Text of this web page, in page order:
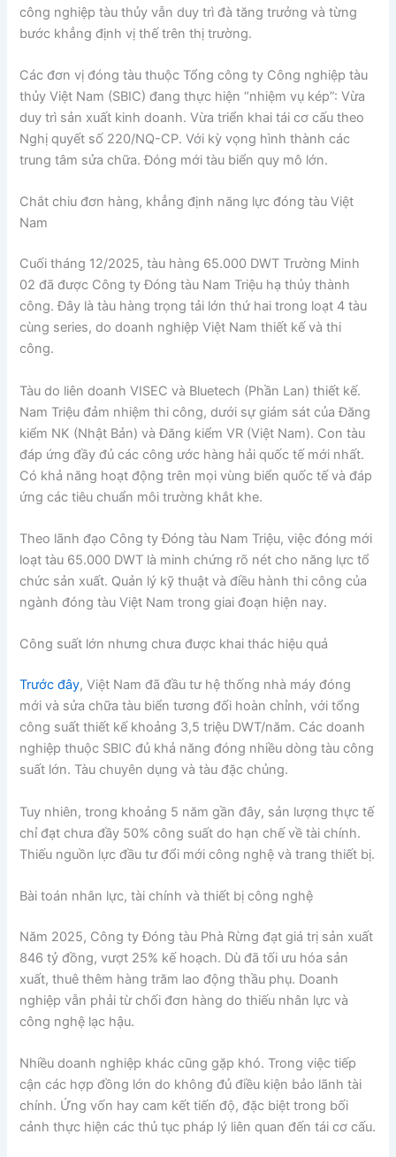
công nghiệp tàu thủy vẫn duy trì đà tăng trưởng và từng
bước khẳng định vị thế trên thị trường.
Các đơn vị đóng tàu thuộc Tổng công ty Công nghiệp tàu
thủy Việt Nam (SBIC) đang thực hiện “nhiệm vụ kép”: Vừa
duy trì sản xuất kinh doanh. Vừa triển khai tái cơ cấu theo
Nghị quyết số 220/NQ-CP. Với kỳ vọng hình thành các
trung tâm sửa chữa. Đóng mới tàu biển quy mô lớn.
Chắt chiu đơn hàng, khẳng định năng lực đóng tàu Việt
Nam
Cuối tháng 12/2025, tàu hàng 65.000 DWT Trường Minh
02 đã được Công ty Đóng tàu Nam Triệu hạ thủy thành
công. Đây là tàu hàng trọng tải lớn thứ hai trong loạt 4 tàu
cùng series, do doanh nghiệp Việt Nam thiết kế và thi
công.
Tàu do liên doanh VISEC và Bluetech (Phần Lan) thiết kế.
Nam Triệu đảm nhiệm thi công, dưới sự giám sát của Đăng
kiểm NK (Nhật Bản) và Đăng kiểm VR (Việt Nam). Con tàu
đáp ứng đầy đủ các công ước hàng hải quốc tế mới nhất.
Có khả năng hoạt động trên mọi vùng biển quốc tế và đáp
ứng các tiêu chuẩn môi trường khắt khe.
Theo lãnh đạo Công ty Đóng tàu Nam Triệu, việc đóng mới
loạt tàu 65.000 DWT là minh chứng rõ nét cho năng lực tổ
chức sản xuất. Quản lý kỹ thuật và điều hành thi công của
ngành đóng tàu Việt Nam trong giai đoạn hiện nay.
Công suất lớn nhưng chưa được khai thác hiệu quả
Trước đây, Việt Nam đã đầu tư hệ thống nhà máy đóng
mới và sửa chữa tàu biển tương đối hoàn chỉnh, với tổng
công suất thiết kế khoảng 3,5 triệu DWT/năm. Các doanh
nghiệp thuộc SBIC đủ khả năng đóng nhiều dòng tàu công
suất lớn. Tàu chuyên dụng và tàu đặc chủng.
Tuy nhiên, trong khoảng 5 năm gần đây, sản lượng thực tế
chỉ đạt chưa đầy 50% công suất do hạn chế về tài chính.
Thiếu nguồn lực đầu tư đổi mới công nghệ và trang thiết bị.
Bài toán nhân lực, tài chính và thiết bị công nghệ
Năm 2025, Công ty Đóng tàu Phà Rừng đạt giá trị sản xuất
846 tỷ đồng, vượt 25% kế hoạch. Dù đã tối ưu hóa sản
xuất, thuê thêm hàng trăm lao động thầu phụ. Doanh
nghiệp vẫn phải từ chối đơn hàng do thiếu nhân lực và
công nghệ lạc hậu.
Nhiều doanh nghiệp khác cũng gặp khó. Trong việc tiếp
cận các hợp đồng lớn do không đủ điều kiện bảo lãnh tài
chính. Ứng vốn hay cam kết tiến độ, đặc biệt trong bối
cảnh thực hiện các thủ tục pháp lý liên quan đến tái cơ cấu.